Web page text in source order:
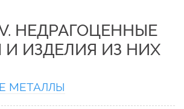
НЕДРАГОЦЕННЫЕ
ИЗДЕЛИЯ ИЗ НИХ
МЕТАЛЛЫ